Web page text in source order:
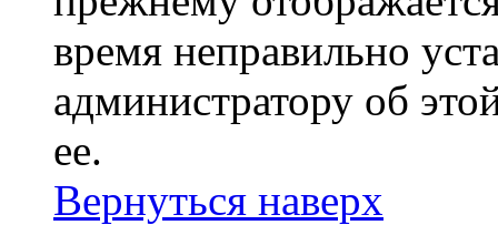
время неправильно
администратору об
ее.
Вернуться наверх